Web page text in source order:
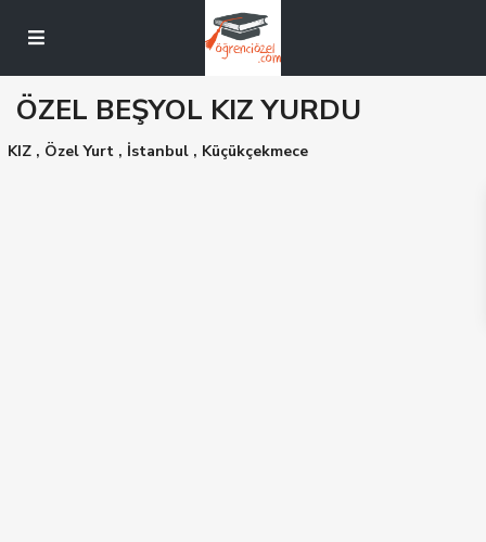
ÖZEL BEŞYOL KIZ YURDU
KIZ , Özel Yurt , İstanbul , Küçükçekmece